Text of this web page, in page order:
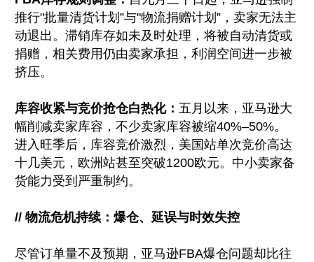
推行"批量清货计划”与"物流捐赠计划”，卖家无法主
动退出。滞销库存如未及时处理，将被自动清货或
捐赠，相关费用仍由卖家承担，利润空间进一步被
挤压。
库容收紧与竞价抢仓白热化：五月以来，亚马逊大
幅削减卖家库容，不少卖家库容被缩40%–50%。
进入旺季后，库容竞价激烈，美国站单次竞价高达
十几美元，欧洲站甚至突破1200欧元。中小卖家备
货能力受到严重制约。
// 物流危机持续：爆仓、延误与时效失控
尽管订单量不及预期，亚马逊FBA爆仓问题却比往